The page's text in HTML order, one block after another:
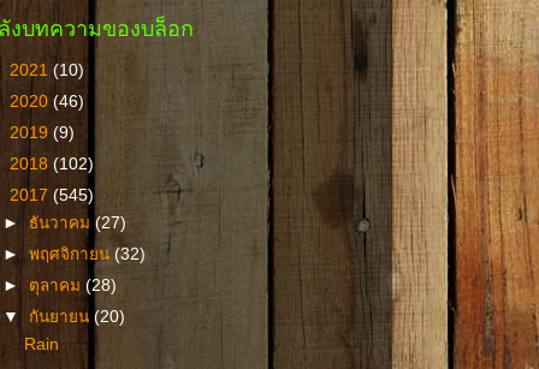
งบทความของบล็อก
2021 (10)
2020 (46)
2019 (9)
2018 (102)
2017 (545)
► ธันวาคม(27)
►พฤศจิกายน(32)
► ตุลาคม(28)
▼ กันยายน(20)
Rain